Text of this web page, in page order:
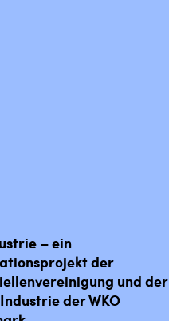
– ein
der
und der
der WKO